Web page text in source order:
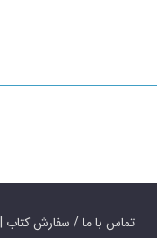
Contact Us / Order Book | تماس با ما / سفارش کتاب